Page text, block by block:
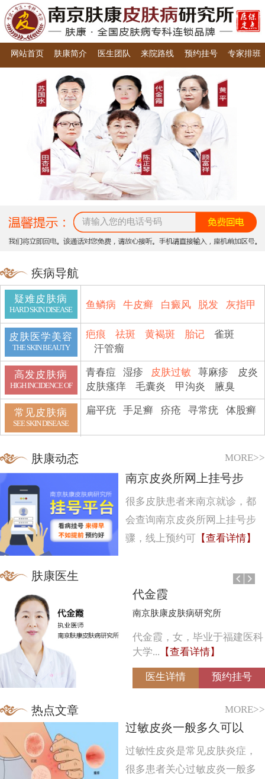
网站首页 肤康简介 医生团队 来院路线 预约挂号 专家排班
疾病导航
疑难皮肤病
HARD SKIN DISEASE 鱼鳞病 牛皮癣 白癜风 脱发 灰指甲
皮肤医学美容
THE SKIN BEAUTY
疤痕 祛斑 黄褐斑 胎记
雀斑
汗管瘤
高发皮肤病
HIGH INCIDENCE OF
青春痘 湿疹 皮肤过敏 荨麻疹
皮炎
皮肤瘙痒
毛囊炎 甲沟炎 腋臭
常见皮肤病
SEE SKIN DISEASE
扁平疣 手足癣 疥疮 寻常疣 体股癣
肤康动态 MORE>>
南京皮炎所网上挂号步
很多皮肤患者来南京就诊，都
会查询南京皮炎所网上挂号步
骤，线上预约可 【查看详情】
代金霞
南京肤康皮肤病研究所
代金霞，女，毕业于福建医科
大学... 【查看详情】
医生详情 预约挂号
肤康医生
热点文章 MORE>>
过敏皮炎一般多久可以
过敏性皮炎是常见皮肤炎症，
很多患者关心过敏皮炎一般多